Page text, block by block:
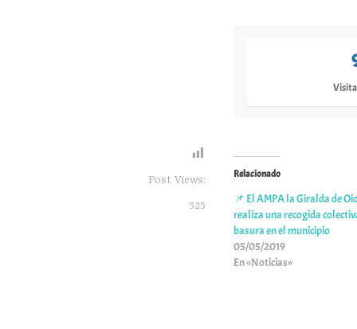
Post Views:
525
Relacionado
📌 El AMPA la Giralda de
realiza una recogida
basura en el municipio
05/05/2019
En «Noticias»